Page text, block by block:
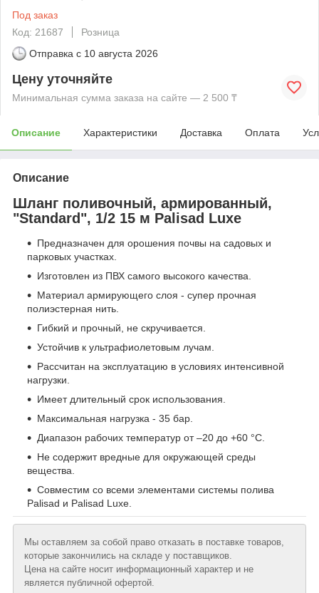
Под заказ
Код: 21687
Розница
Отправка с 10 августа 2026
Цену уточняйте
Минимальная сумма заказа на сайте — 2 500 ₸
Описание Характеристики Доставка Оплата
Описание
Шланг поливочный, армированный,
"Standard", 1/2 15 м Palisad Luxe
Предназначен для орошения почвы на садовых и
парковых участках.
Изготовлен из ПВХ самого высокого качества.
Материал армирующего слоя - супер прочная
полиэстерная нить.
Гибкий и прочный, не скручивается.
Устойчив к ультрафиолетовым лучам.
Рассчитан на эксплуатацию в условиях интенсивной
нагрузки.
Имеет длительный срок использования.
Максимальная нагрузка - 35 бар.
Диапазон рабочих температур от –20 до +60 °С.
Не содержит вредные для окружающей среды
вещества.
Совместим со всеми элементами системы полива
Palisad и Palisad Luxe.
Мы оставляем за собой право отказать в поставке товаров,
которые закончились на складе у поставщиков.
Цена на сайте носит информационный характер и не
является публичной офертой.